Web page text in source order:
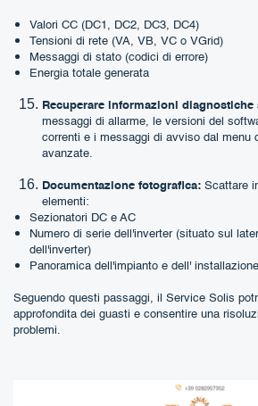
Valori CC (DC1, DC2, DC3, DC4)
Tensioni di rete (VA, VB, VC o VGrid)
Messaggi di stato (codici di errore)
Energia totale generata
Recuperare informazioni diagnostiche
messaggi di allarme, le versioni del
correnti e i messaggi di avviso dal menu
avanzate.
Documentazione fotografica: Scattare
elementi:
Sezionatori DC e AC
Numero di serie dell'inverter (situato sul
dell'inverter)
Panoramica dell'impianto e dell'
Seguendo questi passaggi, il Service Solis
approfondita dei guasti e consentire una
problemi.